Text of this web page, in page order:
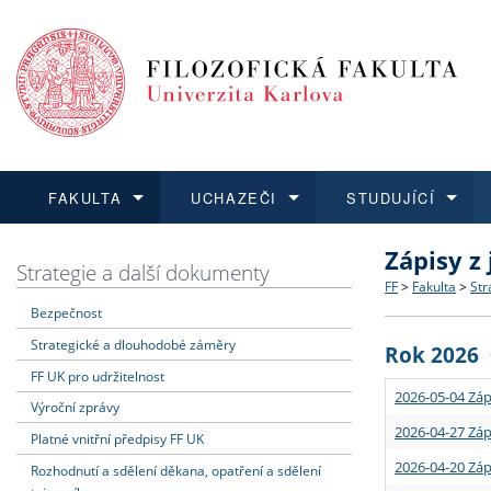
FAKULTA
Dozvědět se více
Struktura
Strategie
Podpora
UCHAZEČI
Podat přihlášku
Co
Učitelské
STUDUJÍCÍ
Dozvědět se více
Rigorózní
Dozvědět se více
O vědě a
Granty a
Dozvědět se více
Aktuální
Strategie a další dokumenty
Bezpečnost
Strategické a dlouhodobé záměry
FF UK pro udržitelnost
Výroční zprávy
Platné vnitřní předpisy FF UK
Rozhodnutí a sdělení děkana, opatření a sdělení
Zápisy
FF > Fakulta >
Rok 2026
2026-05-04
2026-04-27
2026-04-20